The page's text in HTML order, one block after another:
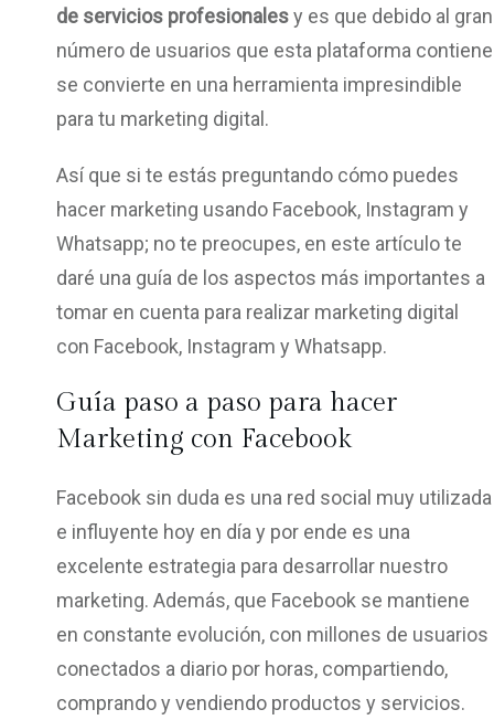
de servicios profesionalesy es que debido al gran
número de usuarios que esta plataforma contiene
se convierte en una herramienta impresindible
para tu marketing digital.
Así que si te estás preguntando cómo puedes
hacer marketing usando Facebook, Instagram y
Whatsapp; no te preocupes, en este artículo te
daré una guía de los aspectos más importantes a
tomar en cuenta para realizar marketing digital
con Facebook, Instagram y Whatsapp.
Guía paso a paso para hacer
Marketing con Facebook
Facebook sin duda es una red social muy utilizada
e influyente hoy en día y por ende es una
excelente estrategia para desarrollar nuestro
marketing. Además, que Facebook se mantiene
en constante evolución, con millones de usuarios
conectados a diario por horas, compartiendo,
comprando y vendiendo productos y servicios.